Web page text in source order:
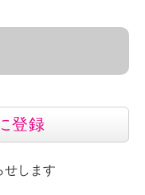
登録
せします